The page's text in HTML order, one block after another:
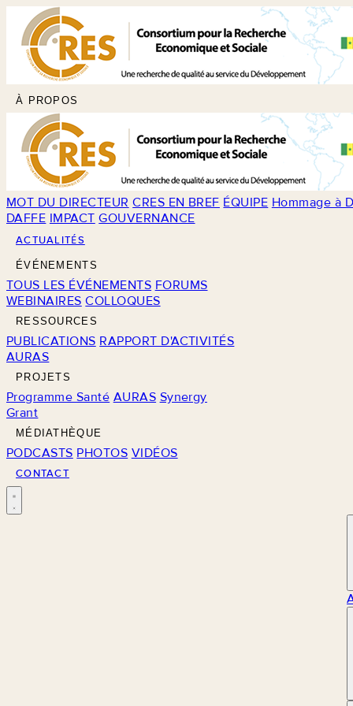
À PROPOS
MOT DU DIRECTEUR CRES EN BREF ÉQUIPE Hommage à
DAFFE IMPACT GOUVERNANCE
ACTUALITÉS
ÉVÉNEMENTS
TOUS LES ÉVÉNEMENTS FORUMS
WEBINAIRES COLLOQUES
RESSOURCES
PUBLICATIONS RAPPORT D'ACTIVITÉS
AURAS
PROJETS
Programme Santé AURAS Synergy
Grant
MÉDIATHÈQUE
PODCASTS PHOTOS VIDÉOS
CONTACT